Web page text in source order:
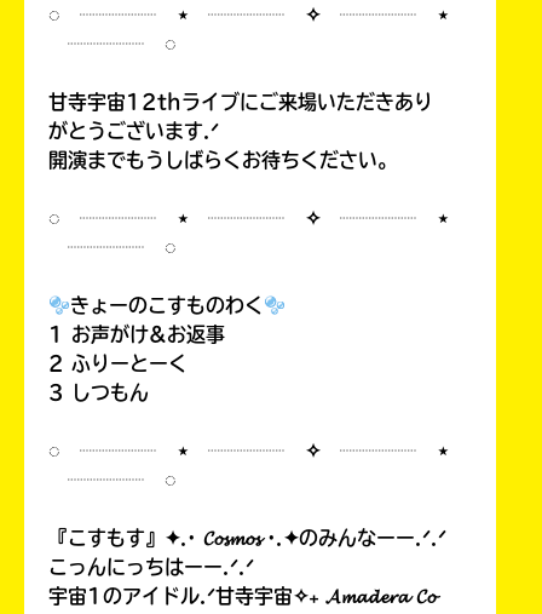
◌ ┈┈┈┈ ⋆ ┈┈┈┈ ✧ ┈┈┈┈ ⋆
┈┈┈┈ ◌
甘寺宇宙12thライブにご来場いただきあり
がとうございます.ᐟ
開演までもうしばらくお待ちください。
◌ ┈┈┈┈ ⋆ ┈┈┈┈ ✧ ┈┈┈┈ ⋆
┈┈┈┈ ◌
きょーのこすものわく
1 お声がけ&お返事
2 ふりーとーく
3 しつもん
◌ ┈┈┈┈ ⋆ ┈┈┈┈ ✧ ┈┈┈┈ ⋆
┈┈┈┈ ◌
『こすもす』✦.· 𝓒𝓸𝓼𝓶𝓸𝓼 ·.✦のみんなーー.ᐟ.ᐟ
こっんにっちはーー.ᐟ.ᐟ
宇宙1のアイドル.ᐟ甘寺宇宙✧₊ 𝓐𝓶𝓪𝓭𝓮𝓻𝓪 𝓒𝓸